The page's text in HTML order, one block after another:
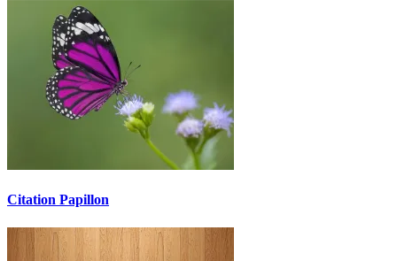
Citation Papillon